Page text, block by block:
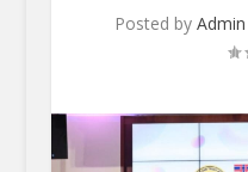
Posted by Admin